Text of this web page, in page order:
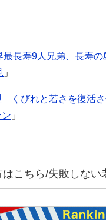
最長寿9人兄弟、長寿の
」
くびれと若さを復活
」
こちら/失敗しない